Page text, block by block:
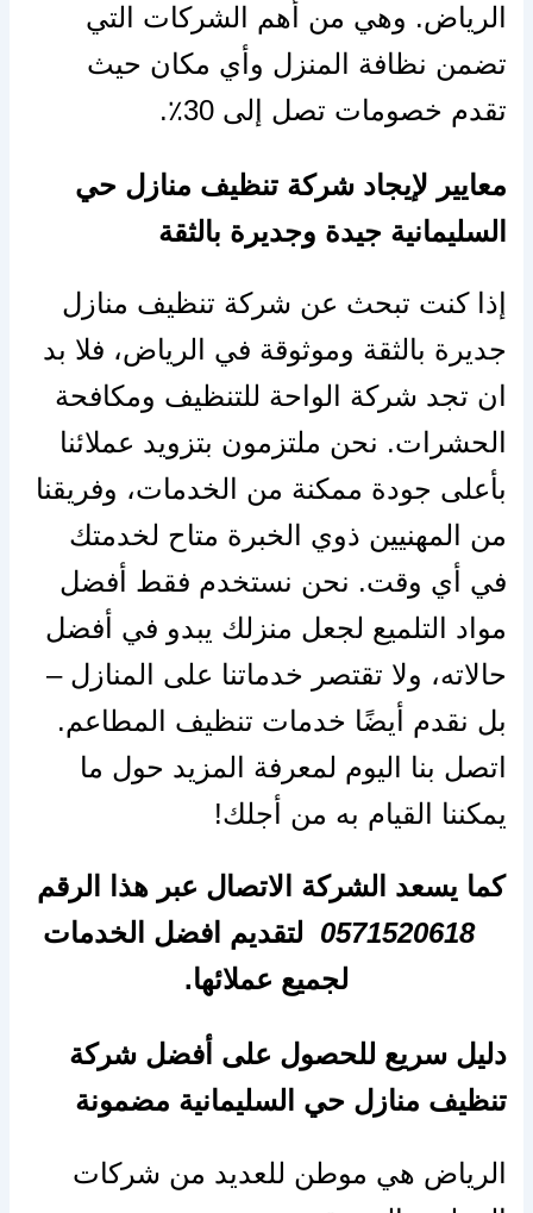
الرياض. وهي من أهم الشركات التي
تضمن نظافة المنزل وأي مكان حيث
تقدم خصومات تصل إلى 30٪.
معايير لإيجاد شركة تنظيف منازل حي
السليمانية جيدة وجديرة بالثقة
إذا كنت تبحث عن شركة تنظيف منازل
جديرة بالثقة وموثوقة في الرياض، فلا بد
ان تجد شركة الواحة للتنظيف ومكافحة
الحشرات. نحن ملتزمون بتزويد عملائنا
بأعلى جودة ممكنة من الخدمات، وفريقنا
من المهنيين ذوي الخبرة متاح لخدمتك
في أي وقت. نحن نستخدم فقط أفضل
مواد التلميع لجعل منزلك يبدو في أفضل
حالاته، ولا تقتصر خدماتنا على المنازل –
بل نقدم أيضًا خدمات تنظيف المطاعم.
اتصل بنا اليوم لمعرفة المزيد حول ما
يمكننا القيام به من أجلك!
كما يسعد الشركة الاتصال عبر هذا الرقم
0571520618 لتقديم افضل الخدمات
لجميع عملائها.
دليل سريع للحصول على أفضل شركة
تنظيف منازل حي السليمانية مضمونة
الرياض هي موطن للعديد من شركات